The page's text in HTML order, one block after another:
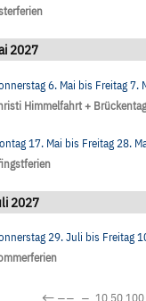
2027
6. Mai bis Freitag 7.
Himmelfahrt + Brückentag
17. Mai bis Freitag 28.
2027
29. Juli bis Freitag
10 50100